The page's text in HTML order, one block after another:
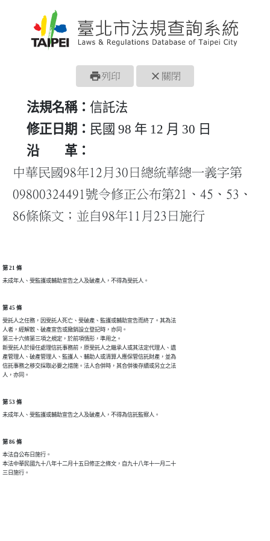
print列印 close 關閉
法規名稱：信託法
修正日期： 民國 98 年 12 月 30 日
沿 革：
中華民國98年12月30日總統華總一義字第
09800324491號令修正公布第21、45、53、
86條條文；並自98年11月23日施行
第 21 條
未成年人、受監護或輔助宣告之人及破產人，不得為受託人。
第 45 條
受託人之任務，因受託人死亡、受破產、監護或輔助宣告而終了。其為法
人者，經解散、破產宣告或撤銷設立登記時，亦同。
第三十六條第三項之規定，於前項情形，準用之。
新受託人於接任處理信託事務前，原受託人之繼承人或其法定代理人、遺
產管理人、破產管理人、監護人、輔助人或清算人應保管信託財產，並為
信託事務之移交採取必要之措施。法人合併時，其合併後存續或另立之法
人，亦同。
第 53 條
未成年人、受監護或輔助宣告之人及破產人，不得為信託監察人。
第 86 條
本法自公布日施行。
本法中華民國九十八年十二月十五日修正之條文，自九十八年十一月二十
三日施行。